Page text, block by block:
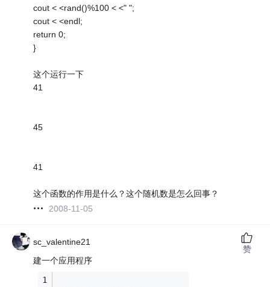
cout < <rand()%100 < <" ";
cout < <endl;
return 0;
}
这个运行一下
41
45
41
这个函数的作用是什么？这个随机数是怎么回事？
2008-11-05
sc_valentine21
建一个应用程序
赞